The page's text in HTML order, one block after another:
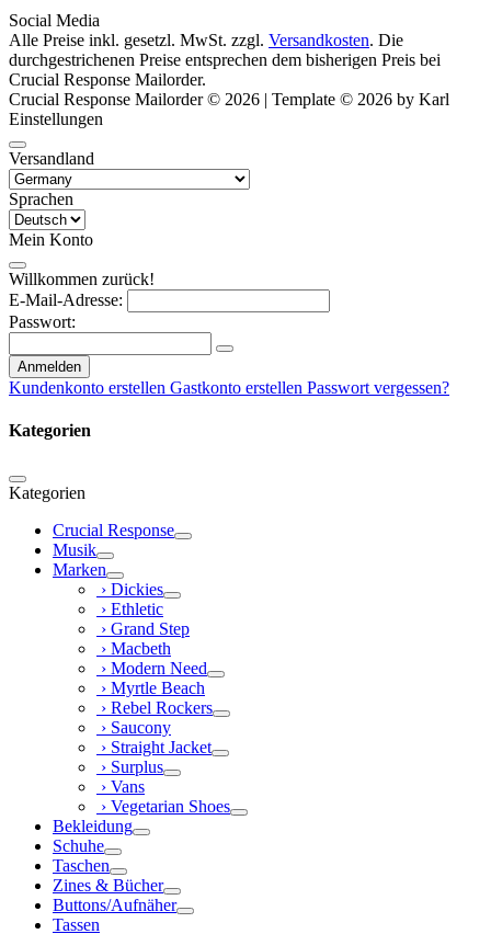
Social Media
Alle Preise inkl. gesetzl. MwSt. zzgl. Versandkosten. Die
durchgestrichenen Preise entsprechen dem bisherigen Preis bei
Crucial Response Mailorder.
Crucial Response Mailorder © 2026 | Template © 2026 by Karl
Einstellungen
Versandland
Sprachen
Mein Konto
Willkommen zurück!
E-Mail-Adresse:
Passwort:
Anmelden
Kundenkonto erstellen Gastkonto erstellen Passwort vergessen?
Kategorien
Kategorien
Crucial Response
Musik
Marken
› Dickies
› Ethletic
› Grand Step
› Macbeth
› Modern Need
› Myrtle Beach
› Rebel Rockers
› Saucony
› Straight Jacket
› Surplus
› Vans
› Vegetarian Shoes
Bekleidung
Schuhe
Taschen
Zines & Bücher
Buttons/Aufnäher
Tassen